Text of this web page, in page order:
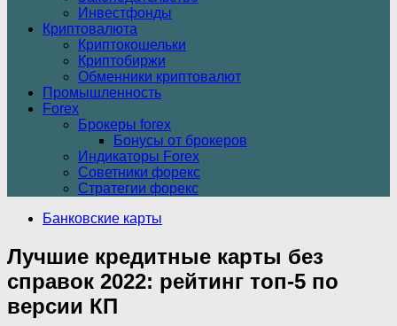
Инвестфонды
Криптовалюта
Криптокошельки
Криптобиржи
Обменники криптовалют
Промышленность
Forex
Брокеры forex
Бонусы от брокеров
Индикаторы Forex
Советники форекс
Стратегии форекс
Банковские карты
Лучшие кредитные карты без
справок 2022: рейтинг топ-5 по
версии КП